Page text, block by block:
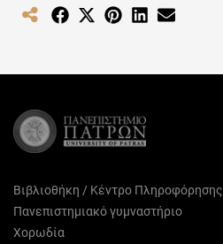
Share Share
(Twitter)
Share Share
Βιβλιοθήκη / Κέντρο Πληροφόρησης
Πανεπιστημιακό γυμναστήριο
Χορωδία